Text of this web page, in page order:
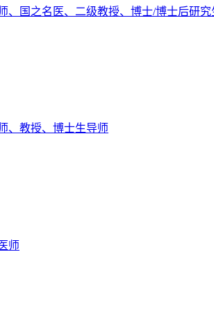
、国之名医、二级教授、博士/博士后研究
、教授、博士生导师
师